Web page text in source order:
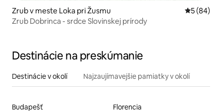
Zrub v meste Loka pri Žusmu
5 (84)
Zrub Dobrinca - srdce Slovinskej prírody
Destinácie na preskúmanie
Destinácie v okolí Najzaujímavejšie pamiatky v okolí
Budapešť
Florencia